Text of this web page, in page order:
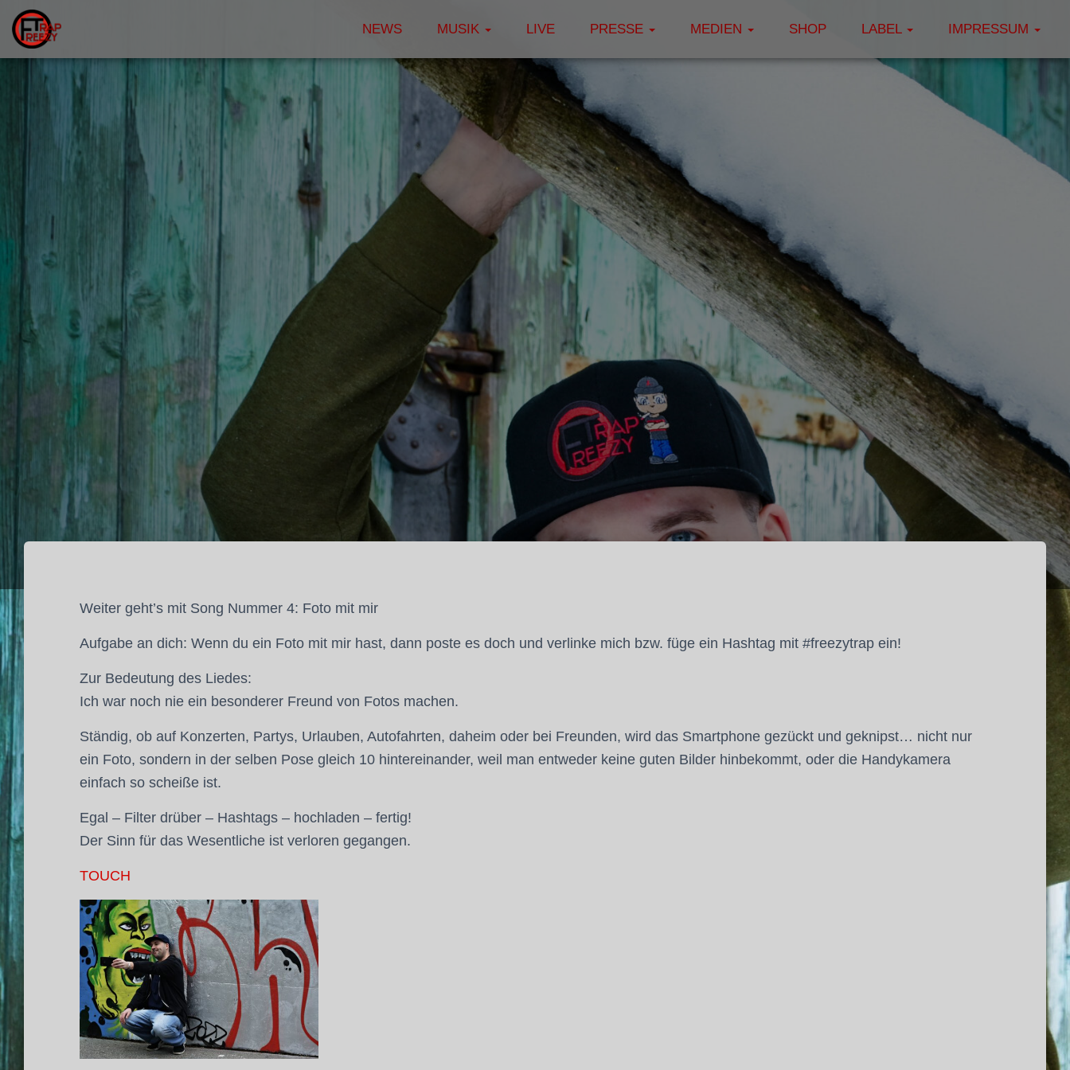
NEWS MUSIK LIVE PRESSE MEDIEN SHOP LABEL IMPRESSUM
Weiter geht’s mit Song Nummer 4: Foto mit mir
Aufgabe an dich: Wenn du ein Foto mit mir hast, dann poste es doch und verlinke mich bzw. füge ein Hashtag mit #freezytrap ein!
Zur Bedeutung des Liedes:
Ich war noch nie ein besonderer Freund von Fotos machen.
Ständig, ob auf Konzerten, Partys, Urlauben, Autofahrten, daheim oder bei Freunden, wird das Smartphone gezückt und geknipst… nicht nur
ein Foto, sondern in der selben Pose gleich 10 hintereinander, weil man entweder keine guten Bilder hinbekommt, oder die Handykamera
einfach so scheiße ist.
Egal – Filter drüber – Hashtags – hochladen – fertig!
Der Sinn für das Wesentliche ist verloren gegangen.
TOUCH